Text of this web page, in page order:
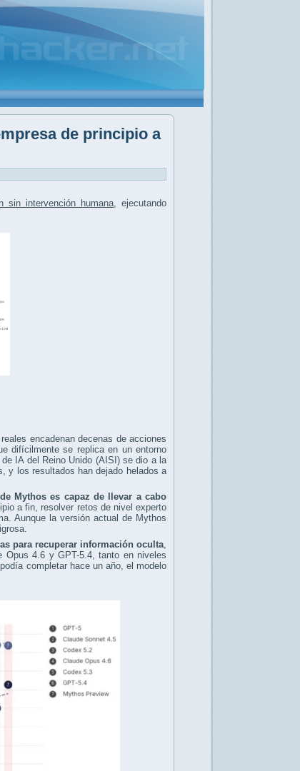
de principio a
sin intervención humana , ejecutando
encadenan decenas de acciones
difícilmente se replica en un entorno
IA del Reino Unido (AISI) se dio a la
y los resultados han dejado helados a
Mythos es capaz de llevar a cabo
a fin, resolver retos de nivel experto
Aunque la versión actual de Mythos
para recuperar información oculta
Opus 4.6 y GPT-5.4, tanto en niveles
completar hace un año, el modelo